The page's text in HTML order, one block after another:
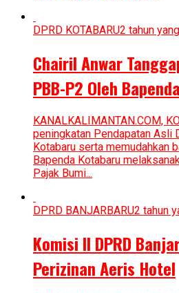
DPRD KOTABARU2 tahun
Chairil Anwar
PBB-P2 Oleh
KANALKALIMANTAN.COM,
peningkatan Pendapatan Asli
Kotabaru serta memudahkan
Bapenda Kotabaru
Pajak Bumi...
DPRD BANJARBARU2 tahun
Komisi II DPRD
Perizinan Aeris Hotel